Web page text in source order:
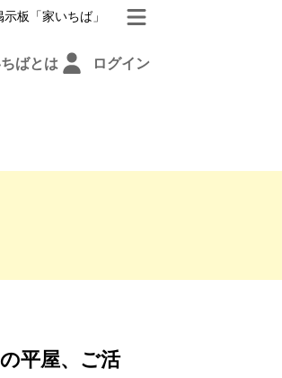
板「家いちば」
ばとは ログイン
平屋、ご活